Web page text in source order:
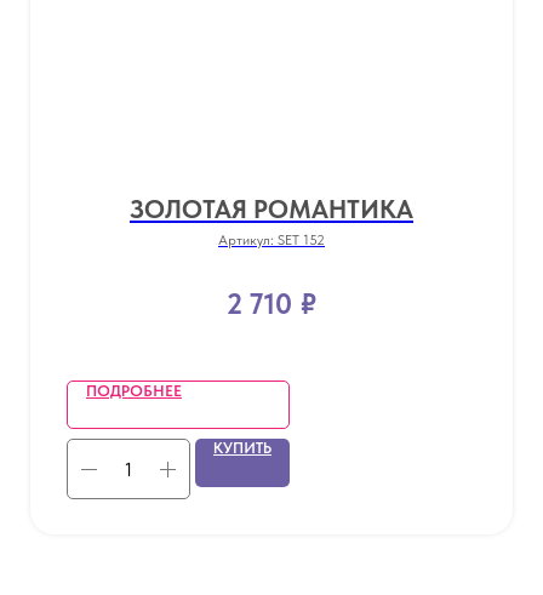
ЗОЛОТАЯ РОМАНТИКА
Артикул: SET 152
2 710 ₽
ПОДРОБНЕЕ
КУПИТЬ